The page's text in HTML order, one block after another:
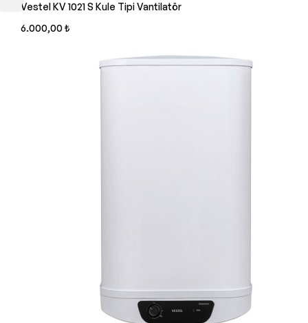
Vestel KV 1021 S Kule Tipi Vantilatör
6.000,00 ₺